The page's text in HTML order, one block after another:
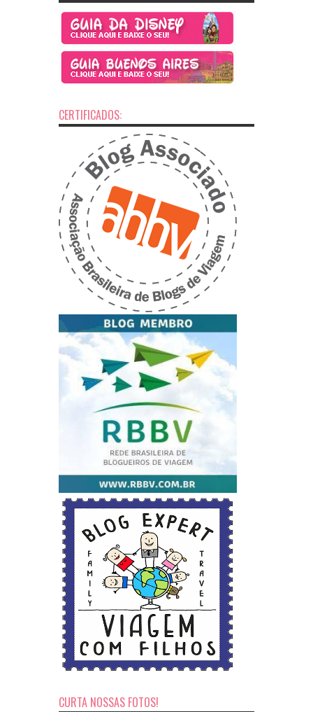
CERTIFICADOS:
CURTA NOSSAS FOTOS!